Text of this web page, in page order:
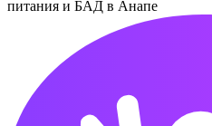
питания и БАД в Анапе